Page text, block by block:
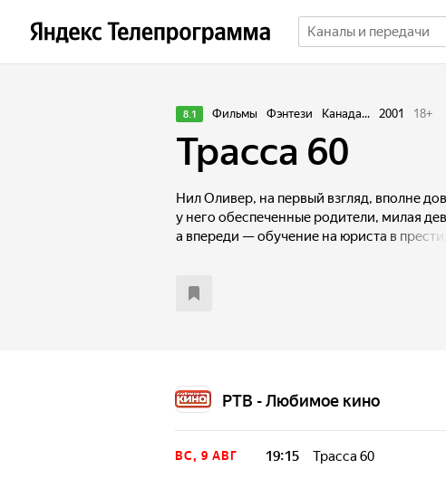
8.1 Фильмы Фэнтези Канада... 2001 18+
Трасса 60
Нил Оливер, на первый взгляд, вполне
у него обеспеченные родители, милая
а впереди — обучение на юриста в
но отказать родителю не решается. С
чудаковатого О. В. Гранта, вместе с
навстречу приключениям, пытаясь
из своих снов.
РТВ - Любимое кино
ВС, 9 АВГ 19:15 Трасса 60